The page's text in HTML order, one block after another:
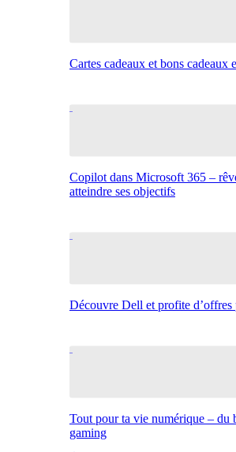
Cartes cadeaux et bons cadeaux
Copilot dans Microsoft 365 –
atteindre ses objectifs
Découvre Dell et profite d’offres
Tout pour ta vie numérique – du
gaming